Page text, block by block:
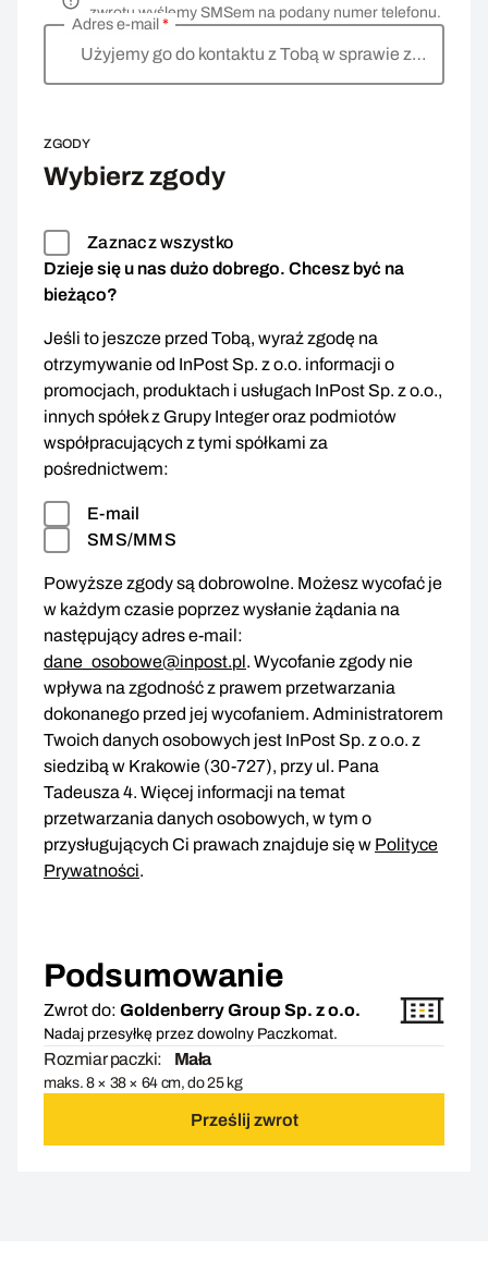
zwrotu wyślemy SMSem na podany numer telefonu.
Użyjemy go do kontaktu z Tobą w sprawie zwrotu
Adres e-mail *
ZGODY
Wybierz zgody
Zaznacz wszystko
Dzieje się u nas dużo dobrego. Chcesz być na
bieżąco?
Jeśli to jeszcze przed Tobą, wyraź zgodę na
otrzymywanie od InPost Sp. z o.o. informacji o
promocjach, produktach i usługach InPost Sp. z o.o.,
innych spółek z Grupy Integer oraz podmiotów
współpracujących z tymi spółkami za
pośrednictwem:
E-mail
SMS/MMS
Powyższe zgody są dobrowolne. Możesz wycofać je
w każdym czasie poprzez wysłanie żądania na
następujący adres e-mail:
dane_osobowe@inpost.pl. Wycofanie zgody nie
wpływa na zgodność z prawem przetwarzania
dokonanego przed jej wycofaniem. Administratorem
Twoich danych osobowych jest InPost Sp. z o.o. z
siedzibą w Krakowie (30-727), przy ul. Pana
Tadeusza 4. Więcej informacji na temat
przetwarzania danych osobowych, w tym o
przysługujących Ci prawach znajduje się w Polityce
Prywatności.
Podsumowanie
Zwrot do: Goldenberry Group Sp. z o.o.
Nadaj przesyłkę przez dowolny Paczkomat.
Rozmiar paczki: Mała
maks. 8 × 38 × 64 cm, do 25 kg
Prześlij zwrot